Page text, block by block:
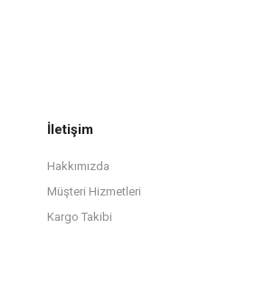
İletişim
Hakkımızda
Müşteri Hizmetleri
Kargo Takibi